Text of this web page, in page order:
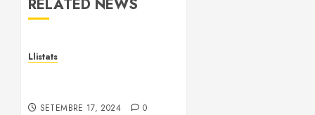
RELATED NEWS
Llistats
SETEMBRE 17, 2024 0